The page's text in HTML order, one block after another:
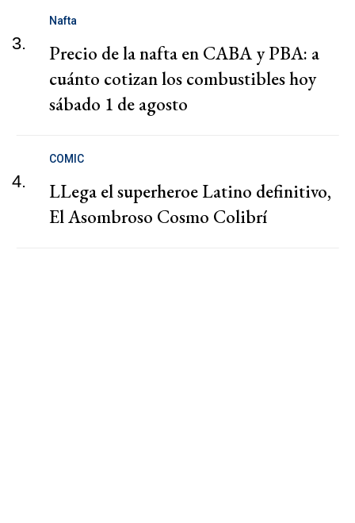
3.
Nafta
Precio de la nafta en CABA y PBA: a
cuánto cotizan los combustibles hoy
sábado 1 de agosto
4.
COMIC
LLega el superheroe Latino definitivo,
El Asombroso Cosmo Colibrí